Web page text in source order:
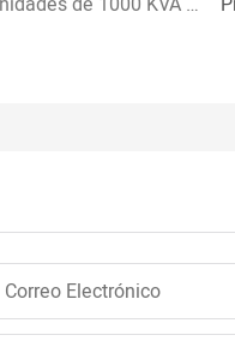
Correo Electrónico